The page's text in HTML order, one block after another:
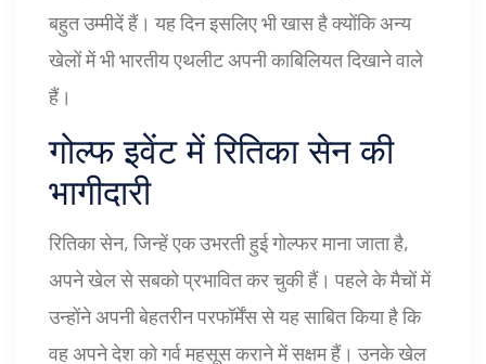
बहुत उम्मीदें हैं। यह दिन इसलिए भी खास है क्योंकि अन्य
खेलों में भी भारतीय एथलीट अपनी काबिलियत दिखाने वाले
हैं।
गोल्फ इवेंट में रितिका सेन की
भागीदारी
रितिका सेन, जिन्हें एक उभरती हुई गोल्फर माना जाता है,
अपने खेल से सबको प्रभावित कर चुकी हैं। पहले के मैचों में
उन्होंने अपनी बेहतरीन परफॉर्मेंस से यह साबित किया है कि
वह अपने देश को गर्व महसूस कराने में सक्षम हैं। उनके खेल